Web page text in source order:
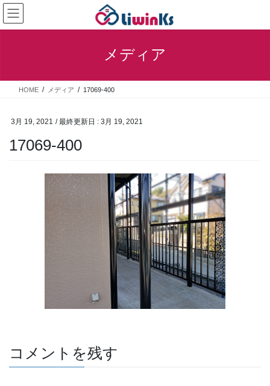
コ
ン
テ
移
ナ
ビ
ゲ
ン
メディア
HOME メディア 17069-400
3月 19, 2021 / 最終更新日 : 3月 19, 2021
17069-400
コメントを残す